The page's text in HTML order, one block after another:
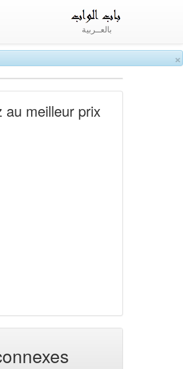
×
بالعــربية
au meilleur prix